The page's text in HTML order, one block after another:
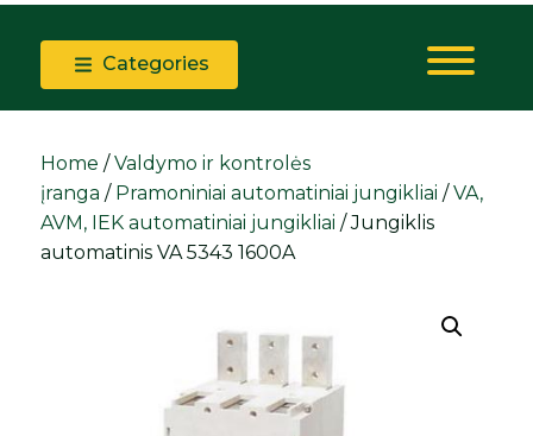
Categories
Home /Valdymo ir kontrolės
įranga / Pramoniniai automatiniai jungikliai /VA,
AVM, IEK automatiniai jungikliai / Jungiklis
automatinis VA 5343 1600A